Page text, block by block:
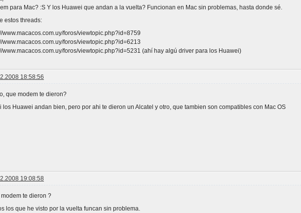
para Mac? :S Y los Huawei que andan a la vuelta? Funcionan en Mac sin problemas, hasta donde sé.
estos threads:
www.macacos.com.uy/foros/viewtopic.php?id=8759
www.macacos.com.uy/foros/viewtopic.php?id=6213
www.macacos.com.uy/foros/viewtopic.php?id=5231 (ahí hay algú driver para los Huawei)
18:58:56
que modem te dieron?
los Huawei andan bien, pero por ahi te dieron un Alcatel y otro, que tambien son compatibles con Mac OS
19:08:58
te dieron ?
los que he visto por la vuelta funcan sin problema.